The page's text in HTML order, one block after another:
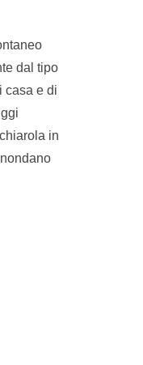
dal tipo
casa e di
in